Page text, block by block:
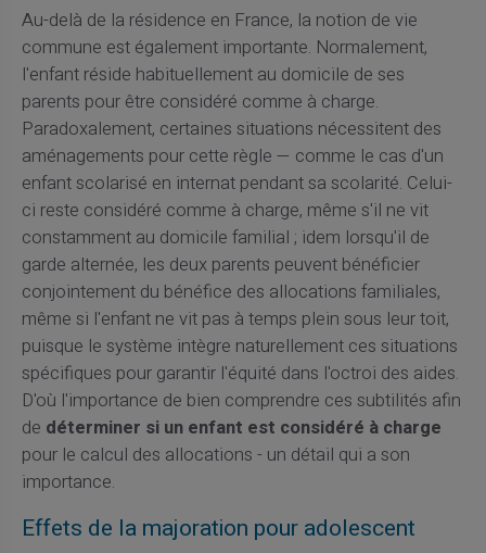
Au-delà de la résidence en France, la notion de vie
commune est également importante. Normalement,
l'enfant réside habituellement au domicile de ses
parents pour être considéré comme à charge.
Paradoxalement, certaines situations nécessitent des
aménagements pour cette règle — comme le cas d'un
enfant scolarisé en internat pendant sa scolarité. Celui-
ci reste considéré comme à charge, même s'il ne vit
constamment au domicile familial ; idem lorsqu'il de
garde alternée, les deux parents peuvent bénéficier
conjointement du bénéfice des allocations familiales,
même si l'enfant ne vit pas à temps plein sous leur toit,
puisque le système intègre naturellement ces situations
spécifiques pour garantir l'équité dans l'octroi des aides.
D'où l'importance de bien comprendre ces subtilités afin
de déterminer si un enfant est considéré à charge
pour le calcul des allocations - un détail qui a son
importance.
Effets de la majoration pour adolescent